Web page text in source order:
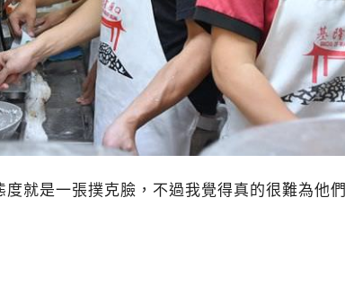
就是一張撲克臉，不過我覺得真的很難為他們